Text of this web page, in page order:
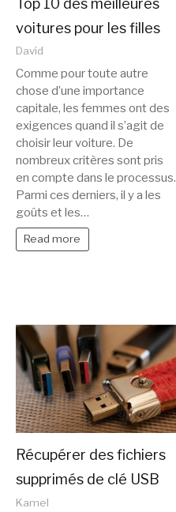
voitures pour les filles
David
Comme pour toute autre
chose d’une importance
capitale, les femmes ont des
exigences quand il s’agit de
choisir leur voiture. De
nombreux critères sont pris
en compte dans le processus.
Parmi ces derniers, il y a les
goûts et les…
Read more
Récupérer des fichiers
supprimés de clé USB
Kamel